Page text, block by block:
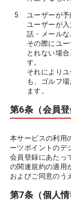
ユーザーが予
ユーザーが
話・メールな
その際にユ
とれない場
す。
それにより
も、ゴルフ
ます。
第6条（会員登
本サービスの利用
ーツポイントのデ
会員登録にあたっ
の関連規約の適用
およびご同意のう
第7条（個人